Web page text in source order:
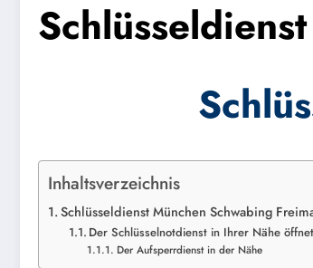
Inhaltsverzeichnis
Schlüsseldienst München Schwabing
Der Schlüsselnotdienst in Ihrer Nähe
Der Aufsperrdienst in der Nähe